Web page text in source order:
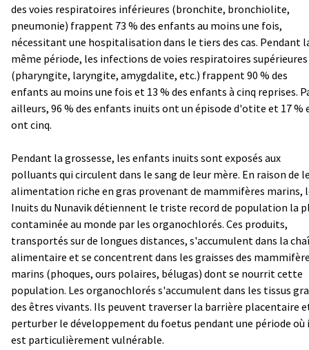
des voies respiratoires inférieures (bronchite, bronchiolite,
pneumonie) frappent 73 % des enfants au moins une fois,
nécessitant une hospitalisation dans le tiers des cas. Pendant
même période, les infections de voies respiratoires supérieures
(pharyngite, laryngite, amygdalite, etc.) frappent 90 % des
enfants au moins une fois et 13 % des enfants à cinq reprises.
ailleurs, 96 % des enfants inuits ont un épisode d'otite et 17 %
ont cinq.
Pendant la grossesse, les enfants inuits sont exposés aux
polluants qui circulent dans le sang de leur mère. En raison de
alimentation riche en gras provenant de mammifères marins,
Inuits du Nunavik détiennent le triste record de population la
contaminée au monde par les organochlorés. Ces produits,
transportés sur de longues distances, s'accumulent dans la
alimentaire et se concentrent dans les graisses des
marins (phoques, ours polaires, bélugas) dont se nourrit cette
population. Les organochlorés s'accumulent dans les tissus
des êtres vivants. Ils peuvent traverser la barrière placentaire
perturber le développement du foetus pendant une période où
est particulièrement vulnérable.